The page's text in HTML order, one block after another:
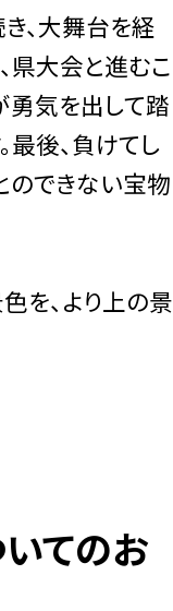
、大舞台を経
県大会と進むこ
勇気を出して踏
最後、負けてし
のできない宝物
を、より上の景
いてのお